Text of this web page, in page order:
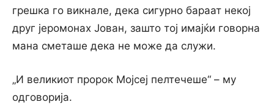
грешка го викнале, дека сигурно бараат некој
друг јеромонах Јован, зашто тој имајќи говорна
мана сметаше дека не може да служи.
„И великиот пророк Мојсеј пелтечеше“ – му
одговорија.